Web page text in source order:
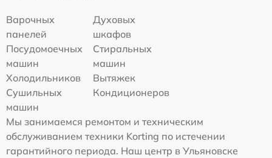
Варочных
панелей
Духовых
шкафов
Посудомоечных
машин
Стиральных
машин
Холодильников
Вытяжек
Сушильных
машин
Кондиционеров
Мы занимаемся ремонтом и техническим
обслуживанием техники Korting по истечении
гарантийного периода. Наш центр в Ульяновске